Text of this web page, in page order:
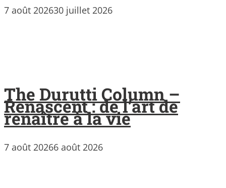
7 août 202630 juillet 2026
The Durutti Column –
Renascent : de l’art de
renaître à la vie
7 août 20266 août 2026